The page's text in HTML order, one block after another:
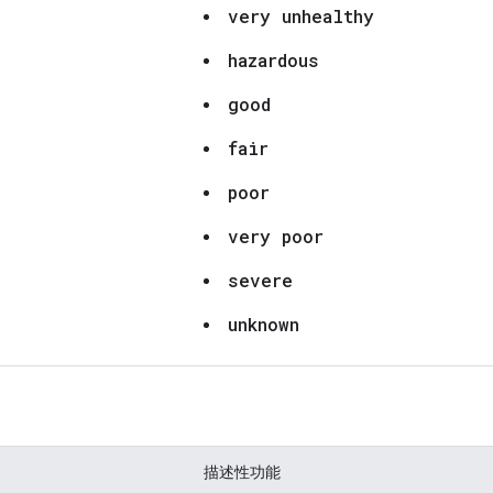
very unhealthy
hazardous
good
fair
poor
very poor
severe
unknown
描述性功能